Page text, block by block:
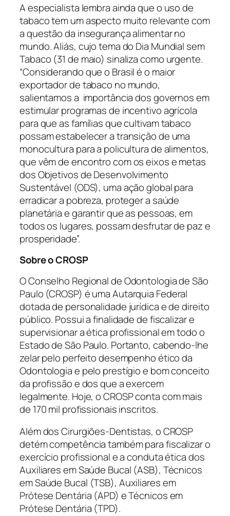
A especialista lembra ainda que o uso de
tabaco tem um aspecto muito relevante com
a questão da insegurança alimentar no
mundo. Aliás, cujo tema do Dia Mundial sem
Tabaco (31 de maio) sinaliza como urgente.
“Considerando que o Brasil é o maior
exportador de tabaco no mundo,
salientamos a importância dos governos em
estimular programas de incentivo agrícola
para que as famílias que cultivam tabaco
possam estabelecer a transição de uma
monocultura para a policultura de alimentos,
que vêm de encontro com os eixos e metas
dos Objetivos de Desenvolvimento
Sustentável (ODS), uma ação global para
erradicar a pobreza, proteger a saúde
planetária e garantir que as pessoas, em
todos os lugares, possam desfrutar de paz e
prosperidade”.
Sobre o CROSP
O Conselho Regional de Odontologia de São
Paulo (CROSP) é uma Autarquia Federal
dotada de personalidade jurídica e de direito
público. Possui a finalidade de fiscalizar e
supervisionar a ética profissional em todo o
Estado de São Paulo. Portanto, cabendo-lhe
zelar pelo perfeito desempenho ético da
Odontologia e pelo prestígio e bom conceito
da profissão e dos que a exercem
legalmente. Hoje, o CROSP conta com mais
de 170 mil profissionais inscritos.
Além dos Cirurgiões-Dentistas, o CROSP
detém competência também para fiscalizar o
exercício profissional e a conduta ética dos
Auxiliares em Saúde Bucal (ASB), Técnicos
em Saúde Bucal (TSB), Auxiliares em
Prótese Dentária (APD) e Técnicos em
Prótese Dentária (TPD).